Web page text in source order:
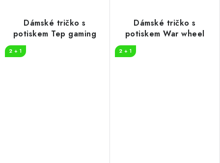
Dámské tričko s
potiskem Tep gaming
2 + 1
Dámské tričko s
potiskem War wheel
2 + 1